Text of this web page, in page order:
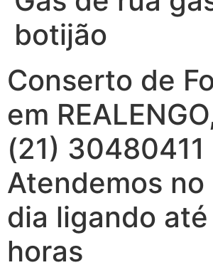
botijão
Conserto de
em
(21) 30480411
Atendemos no
dia ligando até
horas